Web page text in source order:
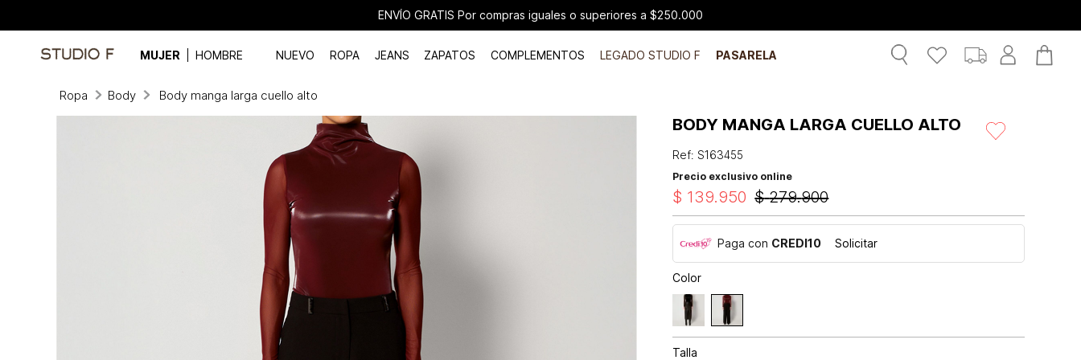
ENVÍO GRATIS Por compras iguales o superiores a $250.000
MUJER HOMBRE NUEVO ROPA JEANS ZAPATOS COMPLEMENTOS LEGADO STUDIO F PASARELA
Ropa Body Body manga larga cuello alto
BODY MANGA LARGA CUELLO ALTO
Ref:S163455
Precio exclusivo online
$ 279.900
$ 139.950
Paga con CREDI10 Solicitar
Color
Talla